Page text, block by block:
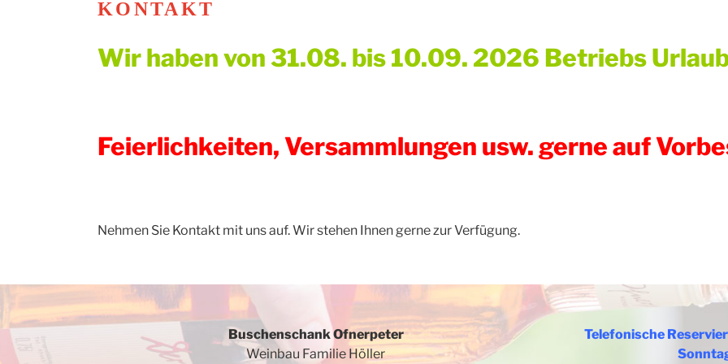
KONTAKT
Wir haben von 31.08. bis 10.09. 2026 Betriebs
Feierlichkeiten, Versammlungen usw. gerne auf
Nehmen Sie Kontakt mit uns auf. Wir stehen Ihnen gerne zur Verfügung.
Buschenschank Ofnerpeter
Weinbau Familie Höller
Telefonische